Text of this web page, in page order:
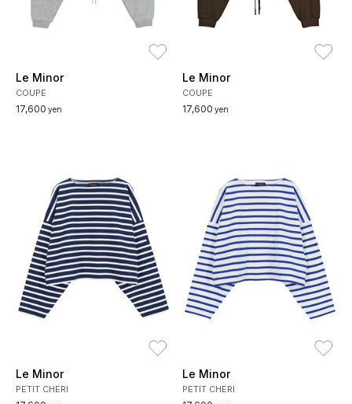
Le Minor
COUPE
17,600 yen
Le Minor
COUPE
17,600 yen
Le Minor
PETIT CHERI
Le Minor
PETIT CHERI